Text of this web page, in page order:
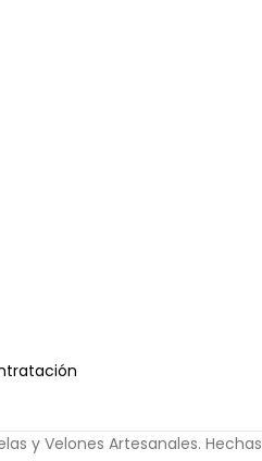
y Velones Artesanales. Hechas